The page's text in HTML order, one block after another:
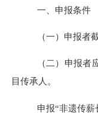
一、申报条件
（一）申报者
（二）申报
目传承人。
申报“非遗传薪